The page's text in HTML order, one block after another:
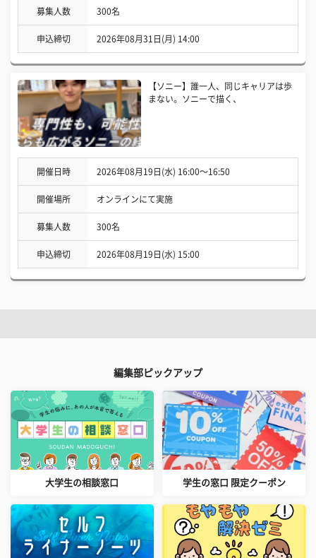
募集人数 300名
申込締切 2026年08月31日(月) 14:00
【ソニー】誰一人、同じキャリアは歩
まない。ソニーで描く、
開催日時 2026年08月19日(水) 16:00〜16:50
開催場所 オンラインにて実施
募集人数 300名
申込締切 2026年08月19日(水) 15:00
編集部ピックアップ
大学生の相談窓口 学生の窓口 限定クーポン